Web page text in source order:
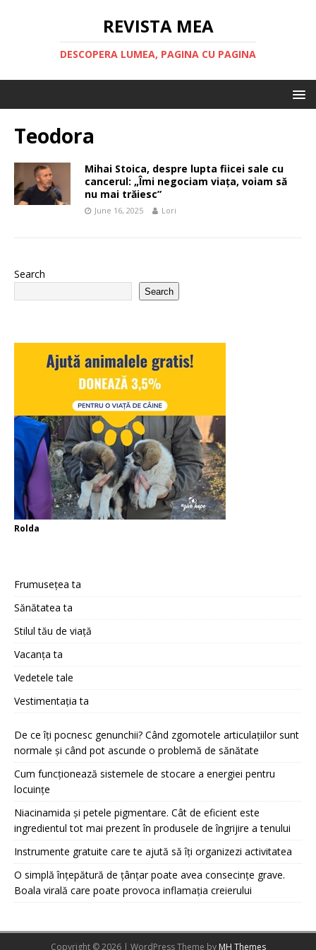
REVISTA MEA
DESCOPERA LUMEA, PAGINA CU PAGINA
Teodora
Mihai Stoica, despre lupta fiicei sale cu
cancerul: „Îmi negociam viața, voiam să
nu mai trăiesc”
June 16, 2025 Lori
Search
Search
Rolda
Frumusețea ta
Sănătatea ta
Stilul tău de viață
Vacanța ta
Vedetele tale
Vestimentația ta
De ce îți pocnesc genunchii? Când zgomotele articulațiilor sunt
normale și când pot ascunde o problemă de sănătate
Cum funcționează sistemele de stocare a energiei pentru
locuințe
Niacinamida și petele pigmentare. Cât de eficient este
ingredientul tot mai prezent în produsele de îngrijire a tenului
Instrumente gratuite care te ajută să îți organizezi activitatea
O simplă înțepătură de țânțar poate avea consecințe grave.
Boala virală care poate provoca inflamația creierului
Copyright © 2026 | WordPress Theme by MH Themes